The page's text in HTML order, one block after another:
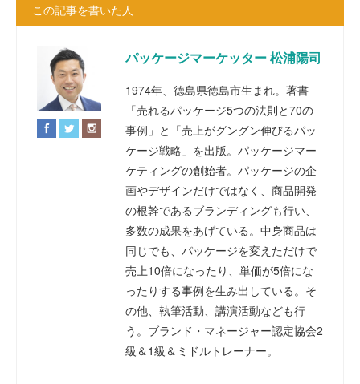
この記事を書いた人
パッケージマーケッター 松浦陽司
1974年、徳島県徳島市生まれ。著書
「売れるパッケージ5つの法則と70の
事例」と「売上がグングン伸びるパッ
ケージ戦略」を出版。パッケージマー
ケティングの創始者。パッケージの企
画やデザインだけではなく、商品開発
の根幹であるブランディングも行い、
多数の成果をあげている。中身商品は
同じでも、パッケージを変えただけで
売上10倍になったり、単価が5倍にな
ったりする事例を生み出している。そ
の他、執筆活動、講演活動なども行
う。ブランド・マネージャー認定協会2
級＆1級＆ミドルトレーナー。